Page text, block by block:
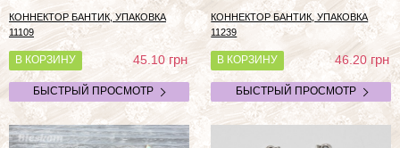
КОННЕКТОР БАНТИК, УПАКОВКА
11109
В КОРЗИНУ 45.10грн
БЫСТРЫЙ ПРОСМОТР
КОННЕКТОР БАНТИК, УПАКОВКА
11239
В КОРЗИНУ 46.20грн
БЫСТРЫЙ ПРОСМОТР